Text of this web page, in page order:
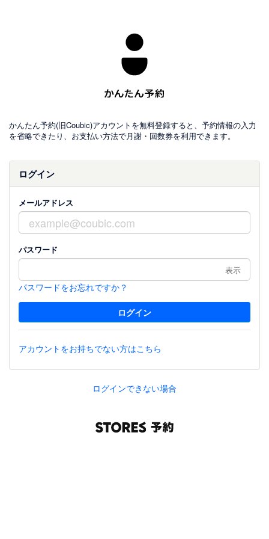
かんたん予約(旧Coubic)アカウントを無料登録すると、予約情報の入力
を省略できたり、お支払い方法で月謝・回数券を利用できます。
ログイン
メールアドレス
パスワード
表示
パスワードをお忘れですか？
アカウントをお持ちでない方はこちら
ログインできない場合